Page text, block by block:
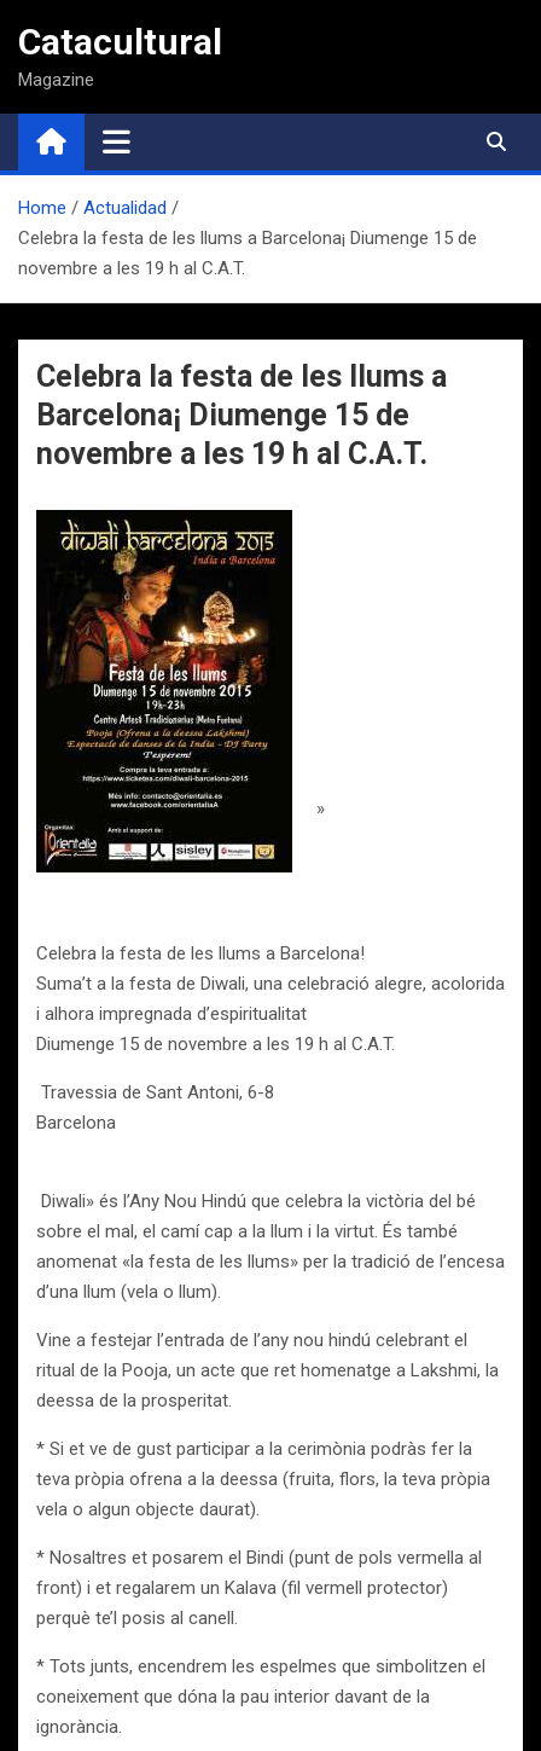
contenido
Catacultural
Magazine
Home
Actualidad
Celebra la festa de les llums a Barcelona¡ Diumenge 15 de
novembre a les 19 h al C.A.T.
Celebra la festa de les llums a
Barcelona¡ Diumenge 15 de
novembre a les 19 h al C.A.T.
»
Celebra la festa de les llums a Barcelona!
Suma’t a la festa de Diwali, una celebració alegre, acolorida
i alhora impregnada d’espiritualitat
Diumenge 15 de novembre a les 19 h al C.A.T.
Travessia de Sant Antoni, 6-8
Barcelona
Diwali» és l’Any Nou Hindú que celebra la victòria del bé
sobre el mal, el camí cap a la llum i la virtut. És també
anomenat «la festa de les llums» per la tradició de l’encesa
d’una llum (vela o llum).
Vine a festejar l’entrada de l’any nou hindú celebrant el
ritual de la Pooja, un acte que ret homenatge a Lakshmi, la
deessa de la prosperitat.
* Si et ve de gust participar a la cerimònia podràs fer la
teva pròpia ofrena a la deessa (fruita, flors, la teva pròpia
vela o algun objecte daurat).
* Nosaltres et posarem el Bindi (punt de pols vermella al
front) i et regalarem un Kalava (fil vermell protector)
perquè te’l posis al canell.
* Tots junts, encendrem les espelmes que simbolitzen el
coneixement que dóna la pau interior davant de la
ignorància.